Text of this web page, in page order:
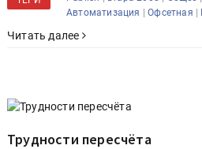
Автоматизация |Офсетная |
Читать далее
Трудности пересчёта